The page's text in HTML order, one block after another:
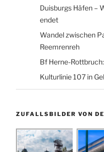
Duisburgs Häfen –
endet
Wandel zwischen
Reemrenreh
Bf Herne-
Kulturlinie 107 in
ZUFALLSBILDER VON